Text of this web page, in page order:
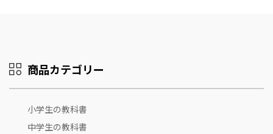
商品カテゴリー
小学生の教科書
中学生の教科書